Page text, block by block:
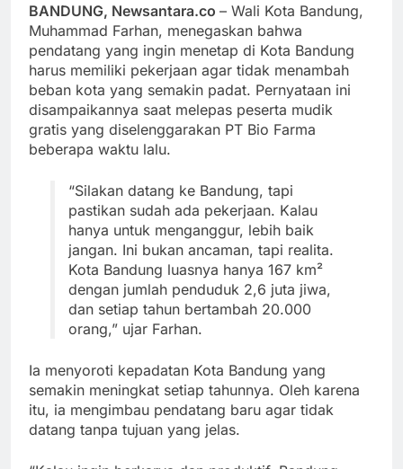
BANDUNG, Newsantara.co – Wali Kota Bandung,
Muhammad Farhan, menegaskan bahwa
pendatang yang ingin menetap di Kota Bandung
harus memiliki pekerjaan agar tidak menambah
beban kota yang semakin padat. Pernyataan ini
disampaikannya saat melepas peserta mudik
gratis yang diselenggarakan PT Bio Farma
beberapa waktu lalu.
“Silakan datang ke Bandung, tapi
pastikan sudah ada pekerjaan. Kalau
hanya untuk menganggur, lebih baik
jangan. Ini bukan ancaman, tapi realita.
Kota Bandung luasnya hanya 167 km²
dengan jumlah penduduk 2,6 juta jiwa,
dan setiap tahun bertambah 20.000
orang,” ujar Farhan.
Ia menyoroti kepadatan Kota Bandung yang
semakin meningkat setiap tahunnya. Oleh karena
itu, ia mengimbau pendatang baru agar tidak
datang tanpa tujuan yang jelas.